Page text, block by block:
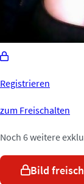
Registrieren
zum Freischalten
Noch 6 weitere
Bild